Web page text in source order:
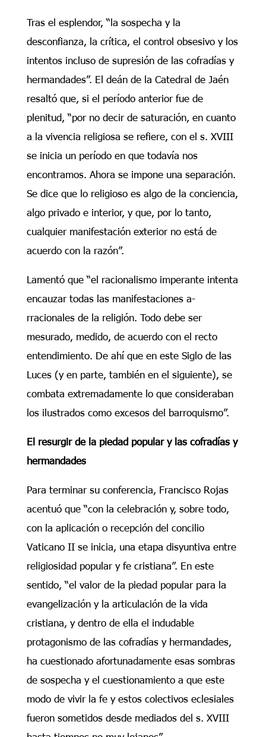
Tras el esplendor, “la sospecha y la
desconfianza, la crítica, el control obsesivo y los
intentos incluso de supresión de las cofradías y
hermandades”. El deán de la Catedral de Jaén
resaltó que, si el período anterior fue de
plenitud, “por no decir de saturación, en cuanto
a la vivencia religiosa se refiere, con el s. XVIII
se inicia un período en que todavía nos
encontramos. Ahora se impone una separación.
Se dice que lo religioso es algo de la conciencia,
algo privado e interior, y que, por lo tanto,
cualquier manifestación exterior no está de
acuerdo con la razón”.
Lamentó que “el racionalismo imperante intenta
encauzar todas las manifestaciones a-
rracionales de la religión. Todo debe ser
mesurado, medido, de acuerdo con el recto
entendimiento. De ahí que en este Siglo de las
Luces (y en parte, también en el siguiente), se
combata extremadamente lo que consideraban
los ilustrados como excesos del barroquismo”.
El resurgir de la piedad popular y las cofradías y
hermandades
Para terminar su conferencia, Francisco Rojas
acentuó que “con la celebración y, sobre todo,
con la aplicación o recepción del concilio
Vaticano II se inicia, una etapa disyuntiva entre
religiosidad popular y fe cristiana”. En este
sentido, “el valor de la piedad popular para la
evangelización y la articulación de la vida
cristiana, y dentro de ella el indudable
protagonismo de las cofradías y hermandades,
ha cuestionado afortunadamente esas sombras
de sospecha y el cuestionamiento a que este
modo de vivir la fe y estos colectivos eclesiales
fueron sometidos desde mediados del s. XVIII